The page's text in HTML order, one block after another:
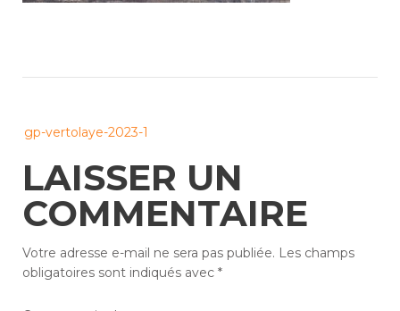
navigation
gp-vertolaye-2023-1
LAISSER UN
COMMENTAIRE
Votre adresse e-mail ne sera pas publiée. Les champs
obligatoires sont indiqués avec *